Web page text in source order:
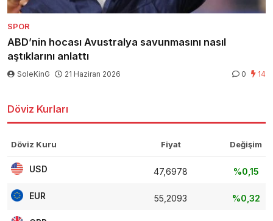
SPOR
ABD’nin hocası Avustralya savunmasını nasıl
aştıklarını anlattı
SoleKinG 21 Haziran 2026 0 14
Döviz Kurları
Döviz Kuru Fiyat Değişim
USD 47,6978 %0,15
EUR 55,2093 %0,32